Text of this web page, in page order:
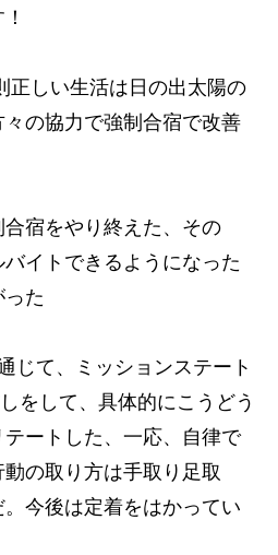
！
しい生活は日の出太陽の
の協力で強制合宿で改善
宿をやり終えた、その
イトできるようになった
た
じて、ミッションステート
をして、具体的にこうどう
ートした、一応、自律で
の取り方は手取り足取
今後は定着をはかってい